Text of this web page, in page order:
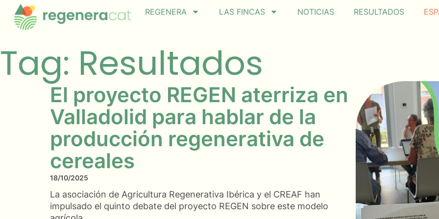
REGENERA LAS FINCAS NOTICIAS RESULTADOS
Tag: Resultados
El proyecto REGEN aterriza en
Valladolid para hablar de la
producción regenerativa de
cereales
18/10/2025
La asociación de Agricultura Regenerativa Ibérica y el CREAF han
impulsado el quinto debate del proyecto REGEN sobre este modelo